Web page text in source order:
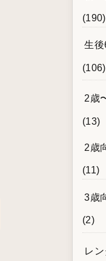
(190)
生後
(106)
2歳
(13)
2歳
(11)
3歳
(2)
レ